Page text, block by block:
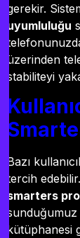
gerekir.
uyumluluğu
üzerinden
stabiliteyi
Bazı
tercih
smarters pro
kütüphanesi